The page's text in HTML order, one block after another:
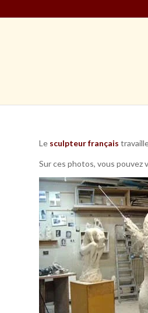
Le sculpteur français
Sur ces photos, vous pouvez